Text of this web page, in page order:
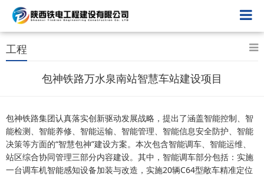
工程
包神铁路万水泉南站智慧车站建设项目
包神铁路集团认真落实创新驱动发展战略，提出了涵盖智能控制、智
能检测、智能养修、智能运输、智能管理、智能信息安全防护、智能
决策等方面的“智慧包神”建设方案。本次包含智能调车、智能运维、
站区综合协同管理三部分内容建设。其中，智能调车部分包括：实施
一台调车机智能感知设备加装与改造，实施20辆C64型敞车精准定位